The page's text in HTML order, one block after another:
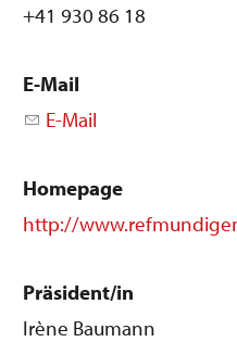
+41 930 86 18
E-Mail
E-Mail
Homepage
http://
Präsident/in
Irène Baumann